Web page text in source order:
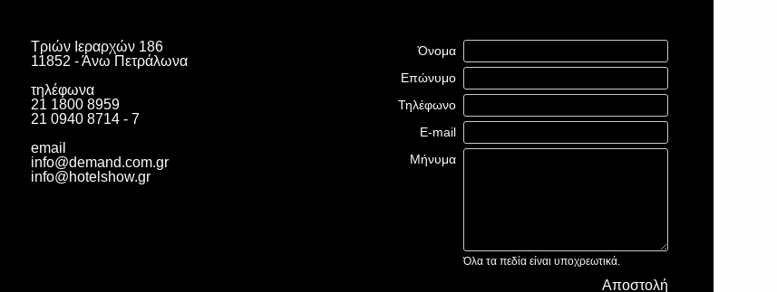
Τριών Ιεραρχών 186
11852 - Άνω Πετράλωνα
τηλέφωνα
21 1800 8959
21 0940 8714 - 7
email
info@demand.com.gr
info@hotelshow.gr
Όνομα
Επώνυμο
Τηλέφωνο
E-mail
Μήνυμα
Όλα τα πεδία είναι υποχρεωτικά.
Αποστολή